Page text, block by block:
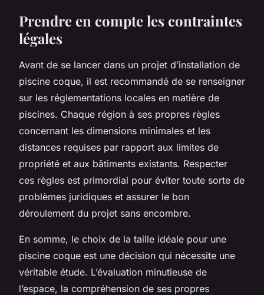
Prendre en compte les contraintes
légales
Avant de se lancer dans un projet d’installation de
piscine coque, il est recommandé de se renseigner
sur les réglementations locales en matière de
piscines. Chaque région à ses propres règles
concernant les dimensions minimales et les
distances requises par rapport aux limites de
propriété et aux bâtiments existants. Respecter
ces règles est primordial pour éviter toute sorte de
problèmes juridiques et assurer le bon
déroulement du projet sans encombre.
En somme, le choix de la taille idéale pour une
piscine coque est une décision qui nécessite une
véritable étude. L’évaluation minutieuse de
l’espace, la compréhension de ses propres